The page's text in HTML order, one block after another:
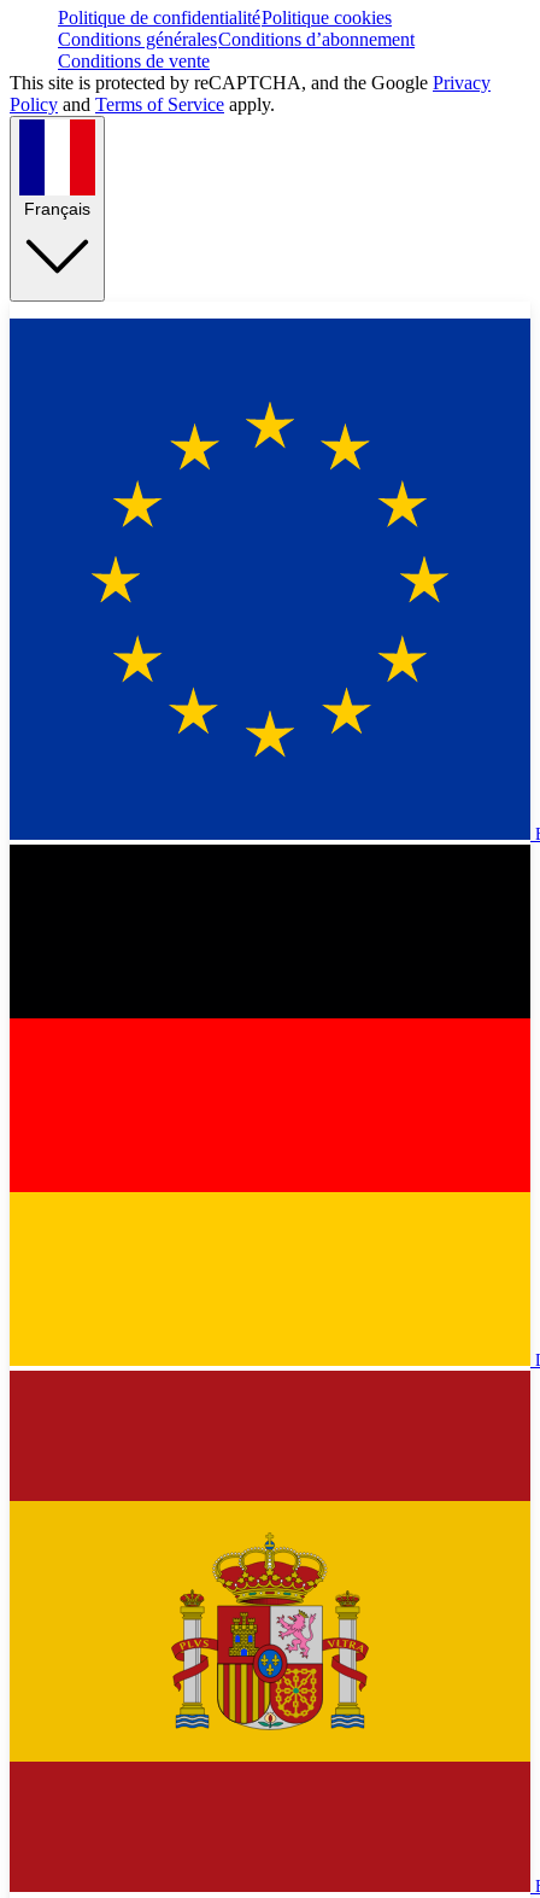
Politique de confidentialitéPolitique cookies
Conditions généralesConditions d’abonnement
Conditions de vente
This site is protected by reCAPTCHA, and the Google Privacy
Policy and Terms of Service apply.
Français